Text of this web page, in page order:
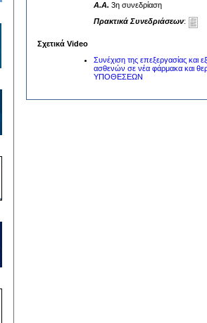
A.A. 3η συνεδρίαση
Πρακτικά Συνεδριάσεων:
Σχετικά Video
Συνέχιση της επεξεργασίας και
ασθενών σε νέα φάρμακα και
ΥΠΟΘΕΣΕΩΝ